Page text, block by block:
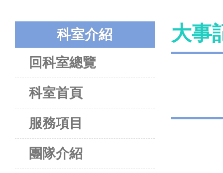
科室介紹
回科室總覽
科室首頁
服務項目
團隊介紹
大事